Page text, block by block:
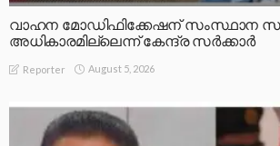
വാഹന മോഡിഫിക്കേഷന് സംസ്ഥാന
അധികാരമില്ലെന്ന് കേന്ദ്ര സർക്കാർ
Reporter August 5, 2026